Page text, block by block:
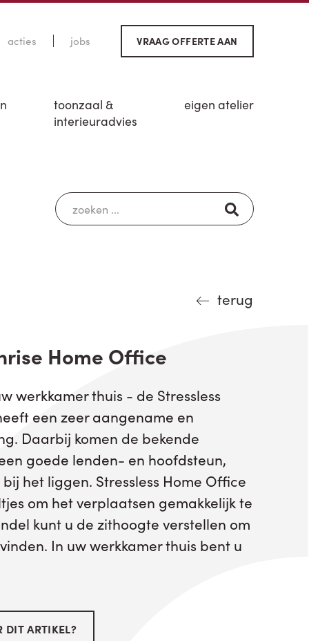
acties jobs VRAAG OFFERTE AAN
toonzaal &
interieuradvies
eigen atelier
terug
Home Office
werkkamer thuis - de Stressless
een zeer aangename en
Daarbij komen de bekende
goede lenden- en hoofdsteun,
het liggen. Stressless Home Office
om het verplaatsen gemakkelijk te
kunt u de zithoogte verstellen om
In uw werkkamer thuis bent u
DIT ARTIKEL?